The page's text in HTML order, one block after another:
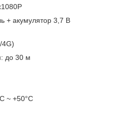
+ акумулятор 3,7 В
4G)
до 30 м
~ +50°С